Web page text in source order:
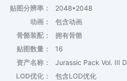
贴图分辨率：
2048*2048
动画：
包含动画
骨骼装配：
拥有骨骼
贴图数量：
16
资产名称：
Jurassic Pack Vol. III
LOD优化：
包含LOD优化